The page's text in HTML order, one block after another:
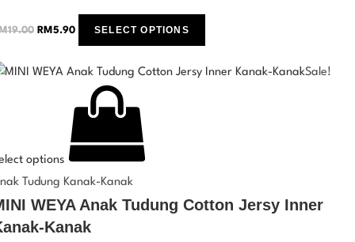
19.00 RM 5.90 SELECT OPTIONS
Sale!
options
Tudung Kanak-Kanak
WEYA Anak Tudung Cotton Jersy Inner
Kanak